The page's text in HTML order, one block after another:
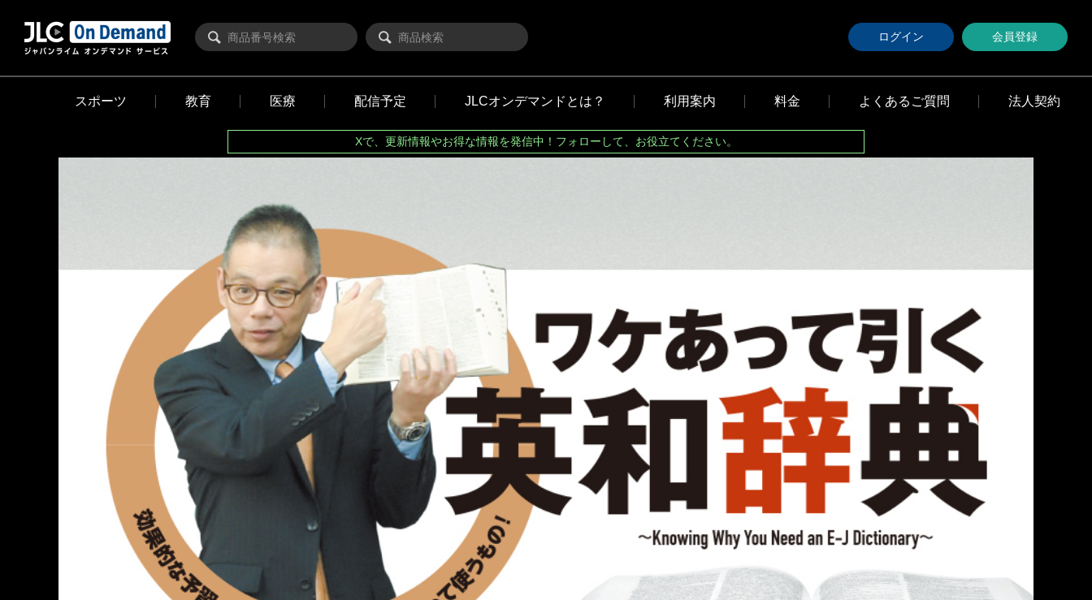
ログイン 会員登録
スポーツ 教育 医療 配信予定 JLCオンデマンドとは？ 利用案内 料金 よくあるご質問 法人契約
Xで、更新情報やお得な情報を発信中！フォローして、お役立てください。